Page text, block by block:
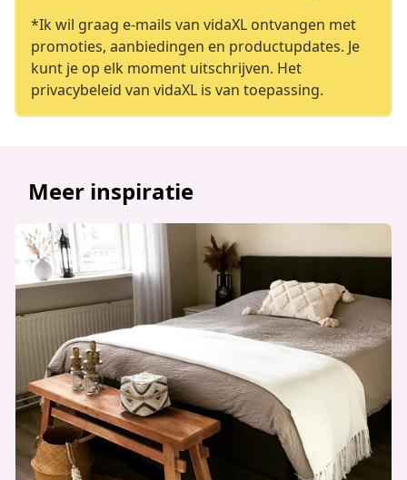
*Ik wil graag e-mails van vidaXL ontvangen met
promoties, aanbiedingen en productupdates. Je
kunt je op elk moment uitschrijven. Het
privacybeleid van vidaXL is van toepassing.
Meer inspiratie